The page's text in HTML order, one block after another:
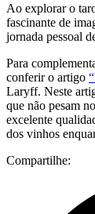
Ao explorar o
fascinante de
jornada pessoal
Para
conferir o artigo
Laryff. Neste
que não pesam
excelente
dos vinhos
Compartilhe: